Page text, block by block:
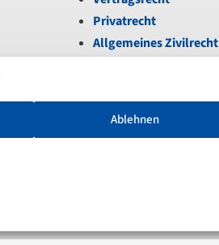
Ablehnen
Privatrecht
Allgemeines Zivilrecht